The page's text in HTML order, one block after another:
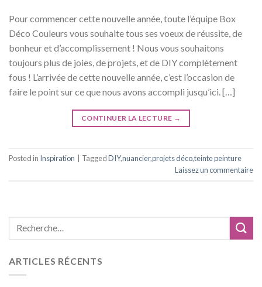
Pour commencer cette nouvelle année, toute l’équipe Box
Déco Couleurs vous souhaite tous ses voeux de réussite, de
bonheur et d’accomplissement ! Nous vous souhaitons
toujours plus de joies, de projets, et de DIY complètement
fous ! L’arrivée de cette nouvelle année, c’est l’occasion de
faire le point sur ce que nous avons accompli jusqu’ici. […]
CONTINUER LA LECTURE →
Posted in Inspiration TaggedDIY,nuancier,projets déco,teinte peinture
Laissez un commentaire
ARTICLES RÉCENTS